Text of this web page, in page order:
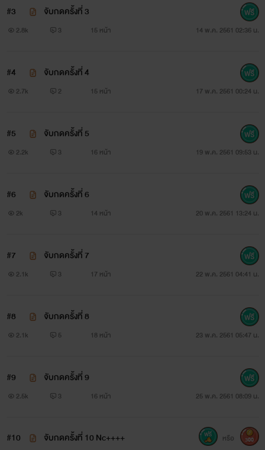
⭐️ อิมเมจตัวละครไม่มีส่วนเกี่ยวข้องใดๆ นำมาเป็นภาพ
ประกอบเพื่อเพิ่มอรรถรสในการอ่าน ไม่ได้มีเจตนาทำให้บุคคลใน
#3 จับกดครั้งที่ 3
2.8k 3 15 หน้า 14 พ.ค. 2561 02:36 น.
#4 จับกดครั้งที่ 4
2.7k 2 15 หน้า 17 พ.ค. 2561 00:24 น.
#5 จับกดครั้งที่ 5
2.2k 3 16 หน้า 19 พ.ค. 2561 09:53 น.
#6 จับกดครั้งที่ 6
2k 3 14 หน้า 20 พ.ค. 2561 13:24 น.
#7 จับกดครั้งที่ 7
2.1k 3 17 หน้า 22 พ.ค. 2561 04:41 น.
#8 จับกดครั้งที่ 8
2.1k 5 18 หน้า 23 พ.ค. 2561 05:47 น.
#9 จับกดครั้งที่ 9
2.5k 3 16 หน้า 25 พ.ค. 2561 08:09 น.
#10 จับกดครั้งที่ 10 Nc++++ หรือ 300